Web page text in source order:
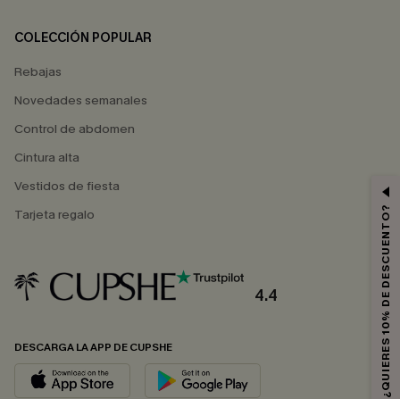
COLECCIÓN POPULAR
Rebajas
Novedades semanales
Control de abdomen
Cintura alta
Vestidos de fiesta
Tarjeta regalo
4.4
DESCARGA LA APP DE CUPSHE ¿QUIERES 10% DE DESCUENTO?